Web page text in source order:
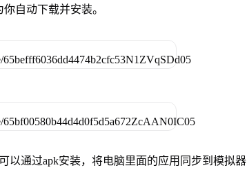
自动下载并安装。
以通过apk安装，将电脑里面的应用同步到模拟器